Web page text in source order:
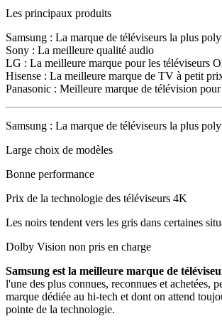
Les principaux produits
Samsung : La marque de téléviseurs la plus
Sony : La meilleure qualité audio
LG : La meilleure marque pour les téléviseurs
Hisense : La meilleure marque de TV à petit
Panasonic : Meilleure marque de télévision
Samsung : La marque de téléviseurs la plus
Large choix de modèles
Bonne performance
Prix de la technologie des téléviseurs 4K
Les noirs tendent vers les gris dans certaines
Dolby Vision non pris en charge
Samsung est la meilleure marque de
l'une des plus connues, reconnues et achetées,
marque dédiée au hi-tech et dont on attend
pointe de la technologie.